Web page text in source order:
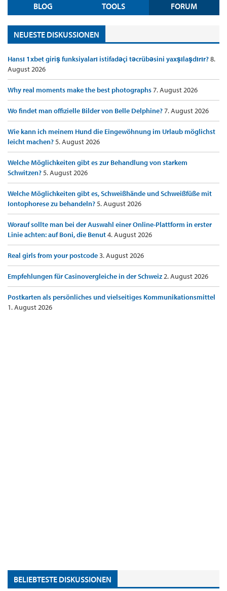
BLOG TOOLS FORUM
NEUESTE DISKUSSIONEN
Hansı 1xbet giriş funksiyaları istifadəçi təcrübəsini yaxşılaşdırır?8.
August 2026
Why real moments make the best photographs7. August 2026
Wo findet man offizielle Bilder von Belle Delphine?7. August 2026
Wie kann ich meinem Hund die Eingewöhnung im Urlaub möglichst
leicht machen?5. August 2026
Welche Möglichkeiten gibt es zur Behandlung von starkem
Schwitzen?5. August 2026
Welche Möglichkeiten gibt es, Schweißhände und Schweißfüße mit
Iontophorese zu behandeln?5. August 2026
Worauf sollte man bei der Auswahl einer Online-Plattform in erster
Linie achten: auf Boni, die Benut4. August 2026
Real girls from your postcode3. August 2026
Empfehlungen für Casinovergleiche in der Schweiz2. August 2026
Postkarten als persönliches und vielseitiges Kommunikationsmittel
1. August 2026
BELIEBTESTE DISKUSSIONEN